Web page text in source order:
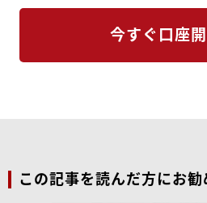
今すぐ口座
この記事を読んだ方にお勧